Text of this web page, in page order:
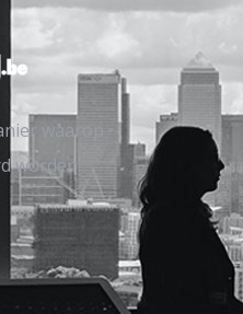
waarop
worden.